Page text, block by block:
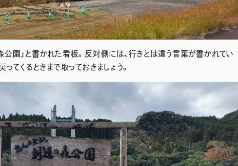
園」と書かれた看板。反対側には、行きとは違う言葉が書かれてい
てくるときまで取っておきましょう。